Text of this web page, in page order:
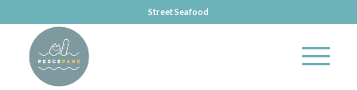
Street Seafood